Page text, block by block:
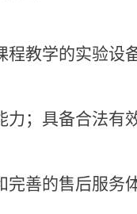
程教学的实验设
；具备合法有
善的售后服务